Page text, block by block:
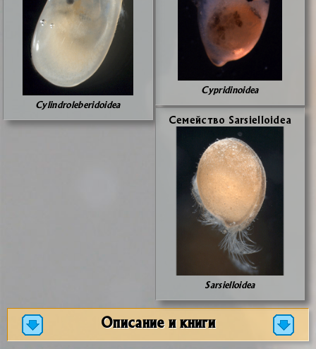
Cylindroleberidoidea
Cypridinoidea
Се­мей­ство Sarsielloidea
Sarsielloidea
Описание и книги